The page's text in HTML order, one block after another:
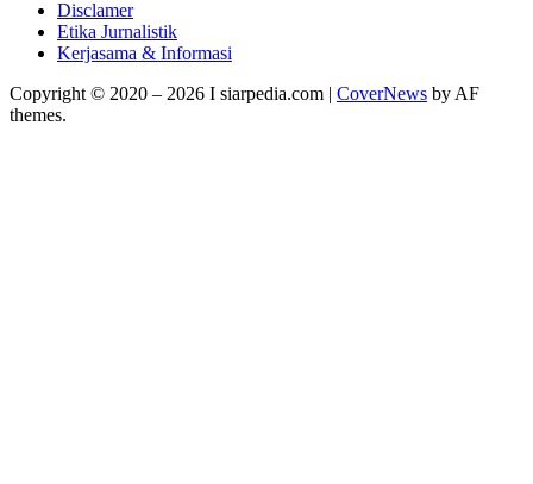
Disclamer
Etika Jurnalistik
Kerjasama & Informasi
Copyright © 2020 – 2026 I siarpedia.com | CoverNews by AF
themes.